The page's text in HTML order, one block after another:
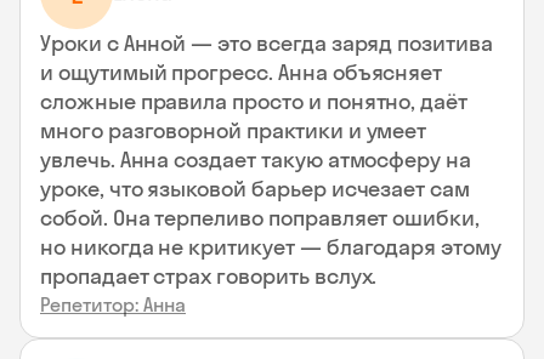
Уроки с Анной — это всегда заряд позитива
и ощутимый прогресс. Анна объясняет
сложные правила просто и понятно, даёт
много разговорной практики и умеет
увлечь. Анна создает такую атмосферу на
уроке, что языковой барьер исчезает сам
собой. Она терпеливо поправляет ошибки,
но никогда не критикует — благодаря этому
пропадает страх говорить вслух.
Репетитор: Анна